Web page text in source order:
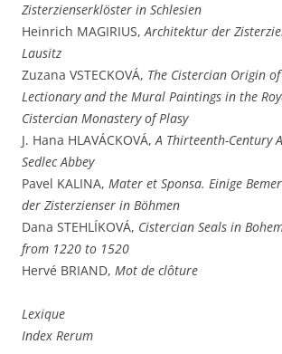
Zisterzienserklöster in Schlesien
Heinrich MAGIRIUS, Architektur der
Lausitz
Zuzana VSTECKOVÁ, The Cistercian Origin
Lectionary and the Mural Paintings in the
Cistercian Monastery of Plasy
J. Hana HLAVÁCKOVÁ, A Thirteenth-Century
Sedlec Abbey
Pavel KALINA, Mater et Sponsa. Einige
der Zisterzienser in Böhmen
Dana STEHLÍKOVÁ, Cistercian Seals in
from 1220 to 1520
Hervé BRIAND, Mot de clôture
Lexique
Index Rerum